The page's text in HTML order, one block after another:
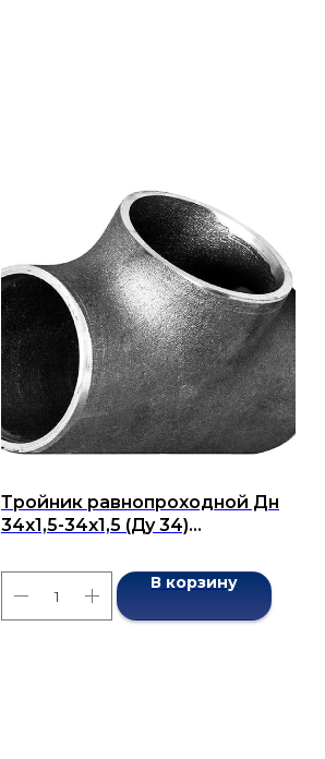
Тройник равнопроходной Дн
34x1,5-34x1,5 (Ду 34)
В корзину